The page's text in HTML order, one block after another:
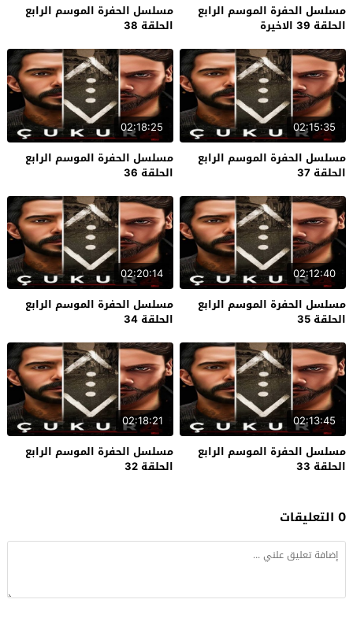
مسلسل الحفرة الموسم الرابع
الحلقة 39 الاخيرة
مسلسل الحفرة الموسم الرابع
الحلقة 38
02:15:35
مسلسل الحفرة الموسم الرابع
الحلقة 37
02:18:25
مسلسل الحفرة الموسم الرابع
الحلقة 36
02:12:40
مسلسل الحفرة الموسم الرابع
الحلقة 35
02:20:14
مسلسل الحفرة الموسم الرابع
الحلقة 34
02:13:45
مسلسل الحفرة الموسم الرابع
الحلقة 33
02:18:21
مسلسل الحفرة الموسم الرابع
الحلقة 32
0 التعليقات